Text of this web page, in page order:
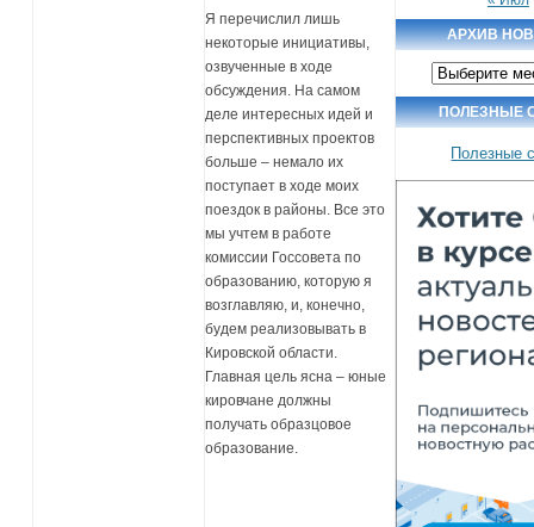
Я перечислил лишь
некоторые инициативы,
озвученные в ходе
обсуждения. На самом
деле интересных идей и
перспективных проектов
больше – немало их
поступает в ходе моих
поездок в районы. Все это
мы учтем в работе
комиссии Госсовета по
образованию, которую я
возглавляю, и, конечно,
будем реализовывать в
Кировской области.
Главная цель ясна – юные
кировчане должны
получать образцовое
образование.
АРХИВ
Архив
новостей
ПОЛЕЗНЫЕ
Полезные